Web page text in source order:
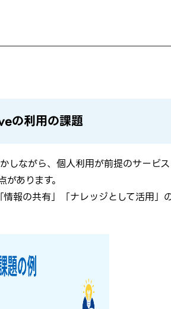
の利用の課題
しながら、個人利用が前提のサービス
あります。
報の共有」「ナレッジとして活用」